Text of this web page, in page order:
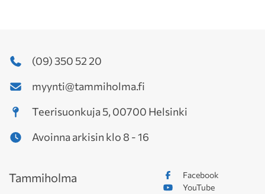
(09) 350 52 20
myynti@tammiholma.fi
Teerisuonkuja 5, 00700 Helsinki
Avoinna arkisin klo 8 - 16
Facebook
YouTube
Tammiholma